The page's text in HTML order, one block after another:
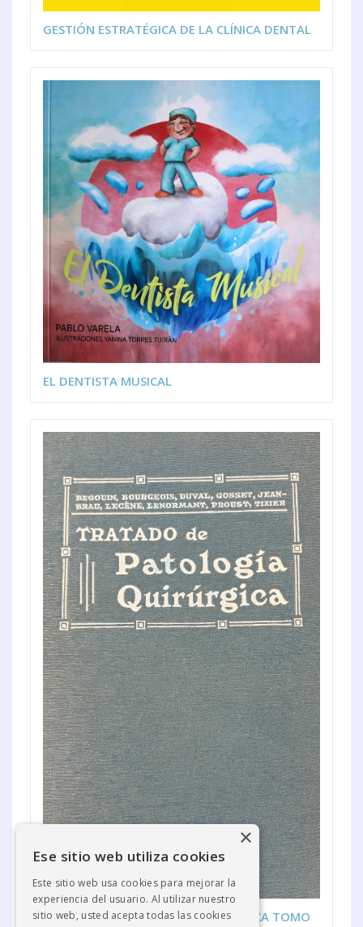
GESTIÓN ESTRATÉGICA DE LA CLÍNICA DENTAL
EL DENTISTA MUSICAL
TRATADO DE PATOLOGÍA QUIRÚRGICA TOMO
×
Ese sitio web utiliza cookies
Este sitio web usa cookies para mejorar la
experiencia del usuario. Al utilizar nuestro
sitio web, usted acepta todas las cookies